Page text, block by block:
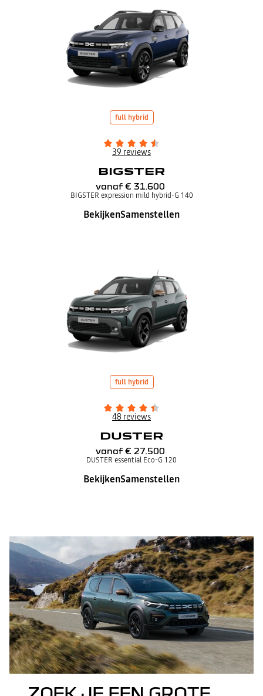
full hybrid
39 reviews
BIGSTER
vanaf € 31.600
BIGSTER expression mild hybrid-G 140
BekijkenSamenstellen
full hybrid
48 reviews
DUSTER
vanaf € 27.500
DUSTER essential Eco-G 120
BekijkenSamenstellen